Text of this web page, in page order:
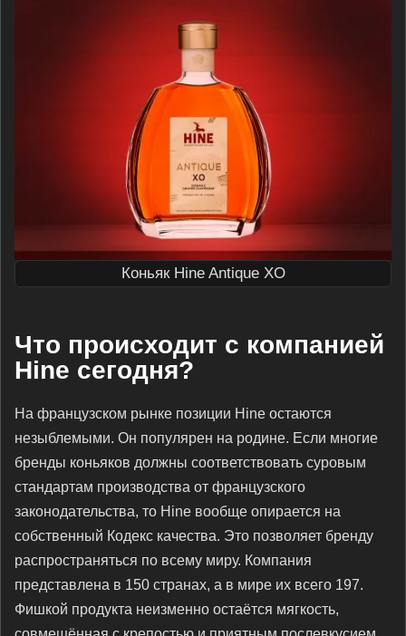
Коньяк Hine Antique XO
Что происходит с компанией
Hine сегодня?
На французском рынке позиции Hine остаются
незыблемыми. Он популярен на родине. Если многие
бренды коньяков должны соответствовать суровым
стандартам производства от французского
законодательства, то Hine вообще опирается на
собственный Кодекс качества. Это позволяет бренду
распространяться по всему миру. Компания
представлена в 150 странах, а в мире их всего 197.
Фишкой продукта неизменно остаётся мягкость,